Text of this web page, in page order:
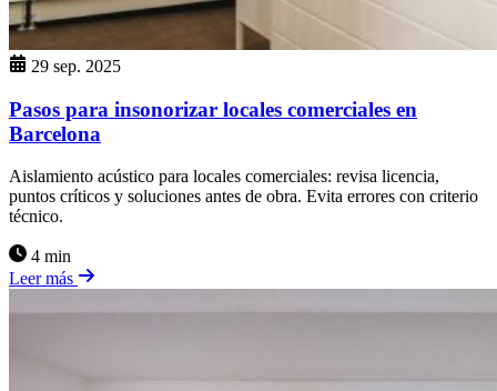
29 sep. 2025
Pasos para insonorizar locales comerciales en
Barcelona
Aislamiento acústico para locales comerciales: revisa licencia,
puntos críticos y soluciones antes de obra. Evita errores con criterio
técnico.
4 min
Leer más